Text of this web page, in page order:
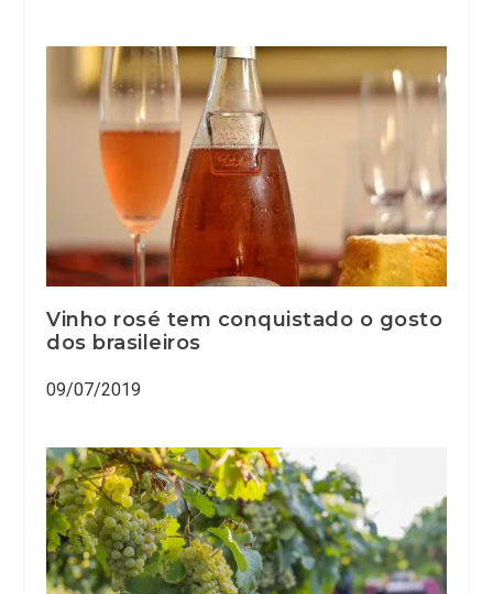
Vinho rosé tem conquistado o gosto
dos brasileiros
09/07/2019